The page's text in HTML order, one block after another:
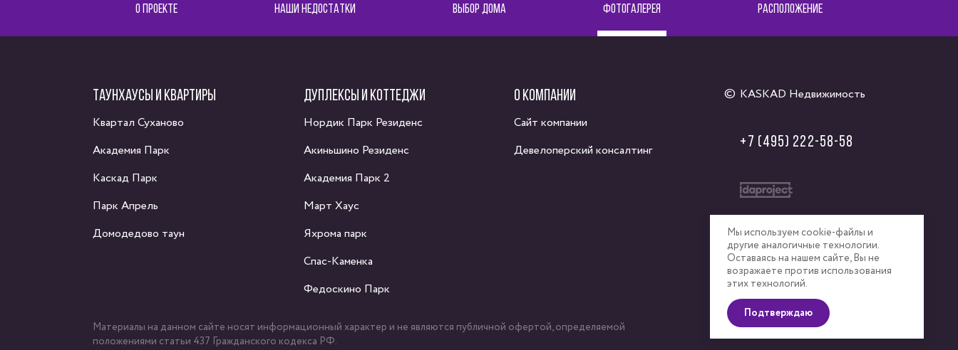
Мы используем cookie-файлы и
другие аналогичные технологии.
Оставаясь на нашем сайте, Вы не
возражаете против использования
этих технологий.
Подтверждаю
О ПРОЕКТЕ НАШИ НЕДОСТАТКИ ВЫБОР ДОМА ФОТОГАЛЕРЕЯ РАСПОЛОЖЕНИЕ
ТАУНХАУСЫ И КВАРТИРЫ
Квартал Суханово
Академия Парк
Каскад Парк
Парк Апрель
Домодедово таун
ДУПЛЕКСЫ И КОТТЕДЖИ
Нордик Парк Резиденс
Акиньшино Резиденс
Академия Парк 2
Март Хаус
Яхрома парк
Спас-Каменка
Федоскино Парк
О КОМПАНИИ
Сайт компании
Девелоперский консалтинг
KASKAD Недвижимость
+7 (495) 222-58-58
Материалы на данном сайте носят информационный характер и не являются публичной офертой, определяемой
положениями статьи 437 Гражданского кодекса РФ.